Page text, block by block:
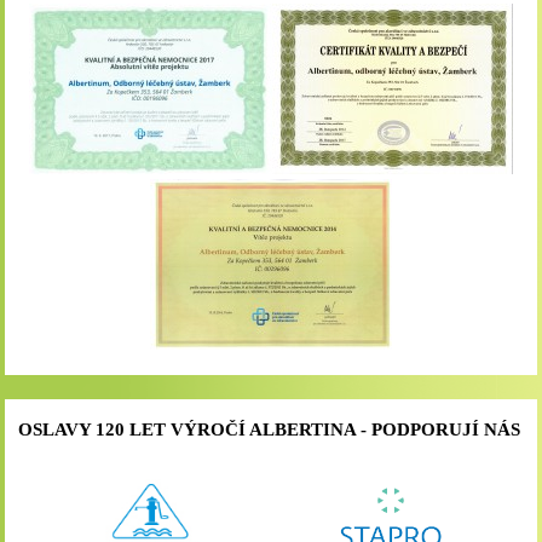
OSLAVY 120 LET VÝROČÍ ALBERTINA - PODPORUJÍ NÁS